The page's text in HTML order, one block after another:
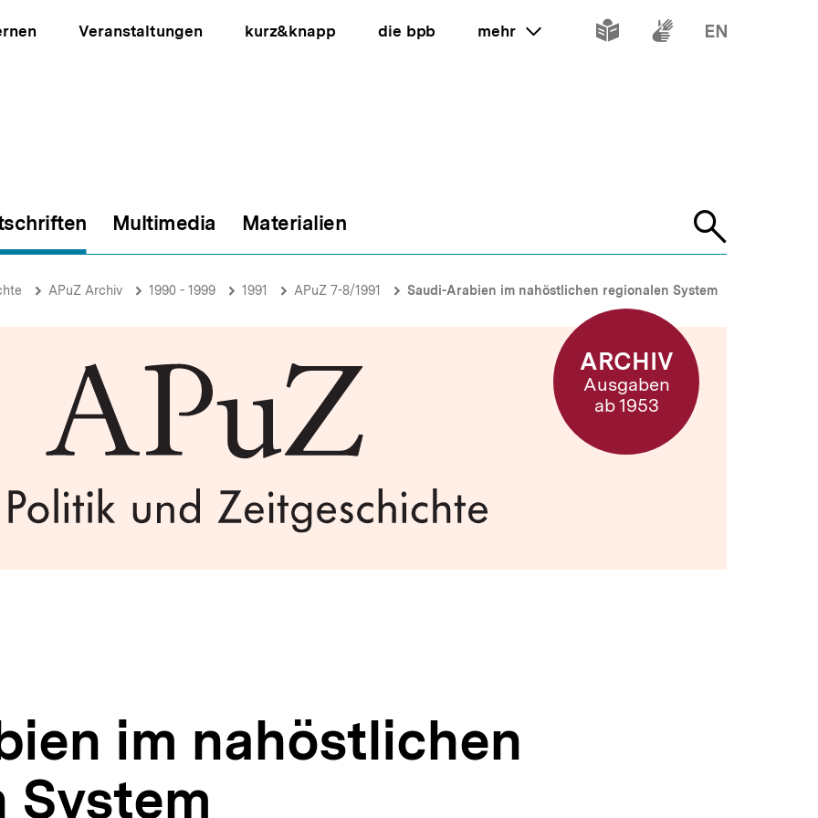
Veranstaltungen kurz&knapp die bpb mehr ein oder ausklappen
Inhalte Inhalte
Multimedia Materialien
Suche
APuZ Archiv 1990 - 1999 1991 APuZ 7-8/1991 Saudi-Arabien im nahöstlichen regionalen System
ARCHIV
Ausgaben
ab 1953
im nahöstlichen
System